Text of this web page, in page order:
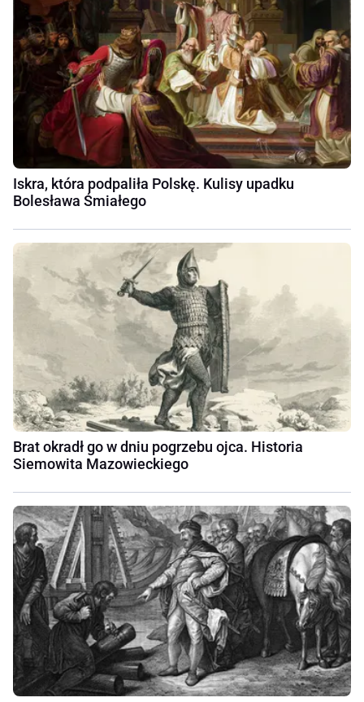
Iskra, która podpaliła Polskę. Kulisy upadku
Bolesława Śmiałego
Brat okradł go w dniu pogrzebu ojca. Historia
Siemowita Mazowieckiego